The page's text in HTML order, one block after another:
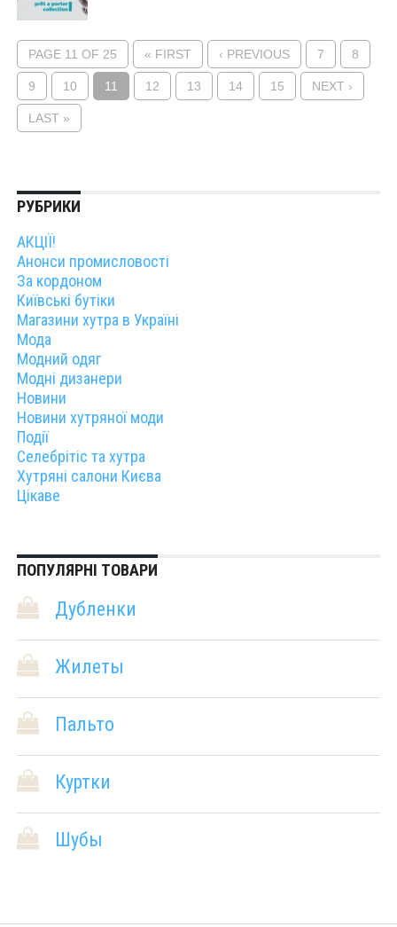
PAGE 11 OF 25 « FIRST ‹ PREVIOUS 7 8
9 10 11 12 13 14 15 NEXT ›
LAST »
РУБРИКИ
АКЦІЇ!
Анонси промисловості
За кордоном
Київські бутіки
Магазини хутра в Україні
Мода
Модний одяг
Модні дизанери
Новини
Новини хутряної моди
Події
Селебрітіс та хутра
Хутряні салони Києва
Цікаве
ПОПУЛЯРНІ ТОВАРИ
Дубленки
Жилеты
Пальто
Куртки
Шубы